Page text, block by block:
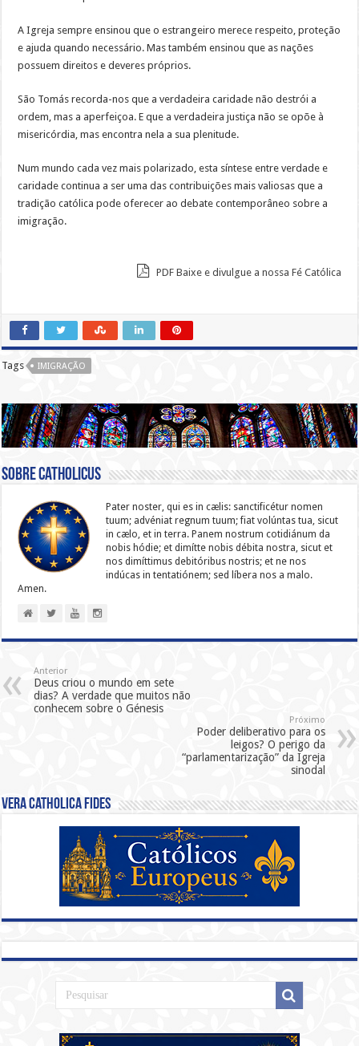
A Igreja sempre ensinou que o estrangeiro merece respeito, proteção
e ajuda quando necessário. Mas também ensinou que as nações
possuem direitos e deveres próprios.
São Tomás recorda-nos que a verdadeira caridade não destrói a
ordem, mas a aperfeiçoa. E que a verdadeira justiça não se opõe à
misericórdia, mas encontra nela a sua plenitude.
Num mundo cada vez mais polarizado, esta síntese entre verdade e
caridade continua a ser uma das contribuições mais valiosas que a
tradição católica pode oferecer ao debate contemporâneo sobre a
imigração.
PDF Baixe e divulgue a nossa Fé Católica
Tags IMIGRAÇÃO
Sobre catholicus
Pater noster, qui es in cælis: sanc­ti­ficétur nomen
tuum; advéniat regnum tuum; fiat volúntas tua, sicut
in cælo, et in terra. Panem nostrum cotidiánum da
nobis hódie; et dimítte nobis débita nostra, sicut et
nos dimíttimus debitóribus nostris; et ne nos
indúcas in ten­ta­tiónem; sed líbera nos a malo.
Amen.
Anterior
Deus criou o mundo em sete
dias? A verdade que muitos não
conhecem sobre o Génesis
Próximo
Poder deliberativo para os
leigos? O perigo da
“parlamentarização” da Igreja
sinodal
Vera Catholica Fides